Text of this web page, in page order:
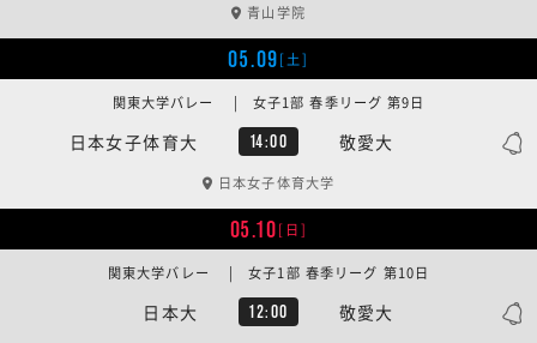
青山学院
05.09[土]
日本女子体育大 14:00 敬愛大
関東大学バレー | 女子1部 春季リーグ 第9日
日本女子体育大学
05.10[日]
日本大 12:00 敬愛大
関東大学バレー | 女子1部 春季リーグ 第10日